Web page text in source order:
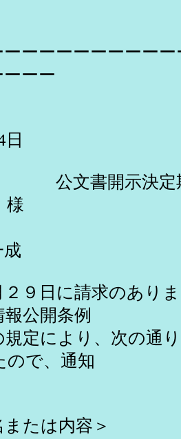
ーーーーーーーーー
ーー
示決定期間
様
９日に請求のあり
公開条例
規定により、次の通
ので、通知
。
たは内容＞